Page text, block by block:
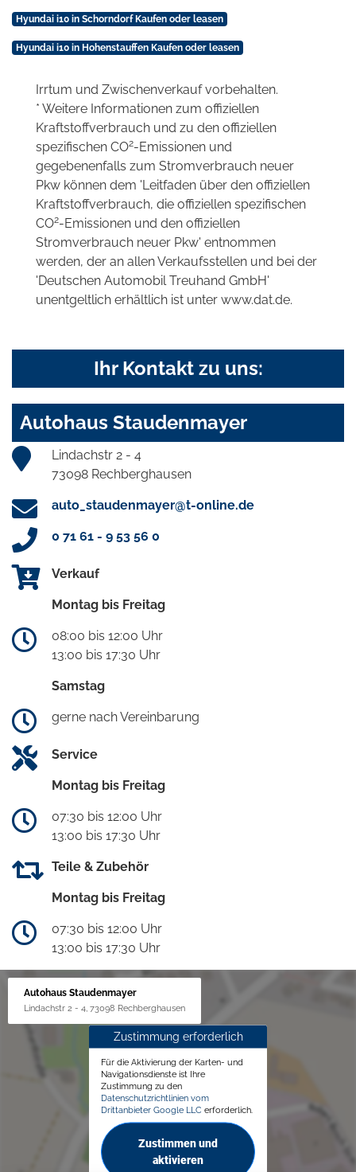
Hyundai i10 in Schorndorf Kaufen oder leasen
Hyundai i10 in Hohenstauffen Kaufen oder leasen
Irrtum und Zwischenverkauf vorbehalten.
* Weitere Informationen zum offiziellen
Kraftstoffverbrauch und zu den offiziellen
spezifischen CO2-Emissionen und
gegebenenfalls zum Stromverbrauch neuer
Pkw können dem 'Leitfaden über den offiziellen
Kraftstoffverbrauch, die offiziellen spezifischen
CO2-Emissionen und den offiziellen
Stromverbrauch neuer Pkw' entnommen
werden, der an allen Verkaufsstellen und bei der
'Deutschen Automobil Treuhand GmbH'
unentgeltlich erhältlich ist unter www.dat.de.
Ihr Kontakt zu uns:
Autohaus Staudenmayer
Lindachstr 2 - 4
73098 Rechberghausen
auto_staudenmayer@t-online.de
0 71 61 - 9 53 56 0
Verkauf
Montag bis Freitag
08:00 bis 12:00 Uhr
13:00 bis 17:30 Uhr
Samstag
gerne nach Vereinbarung
Service
Montag bis Freitag
07:30 bis 12:00 Uhr
13:00 bis 17:30 Uhr
Teile & Zubehör
Montag bis Freitag
07:30 bis 12:00 Uhr
13:00 bis 17:30 Uhr
Autohaus Staudenmayer
Lindachstr 2 - 4, 73098 Rechberghausen
Zustimmung erforderlich
Für die Aktivierung der Karten- und
Navigationsdienste ist Ihre
Zustimmung zu den
Datenschutzrichtlinien vom
Drittanbieter Google LLC erforderlich.
Zustimmen und
aktivieren